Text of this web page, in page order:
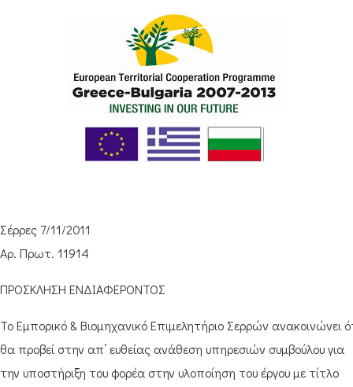
Σέρρες 7/11/2011
Αρ. Πρωτ. 11914
ΠΡΟΣΚΛΗΣΗ ΕΝΔΙΑΦΕΡΟΝΤΟΣ
Το Εμπορικό & Βιομηχανικό Επιμελητήριο Σερρών ανακοινώνει
θα προβεί στην απ’ ευθείας ανάθεση υπηρεσιών συμβούλου για
την υποστήριξη του φορέα στην υλοποίηση του έργου με τίτλο